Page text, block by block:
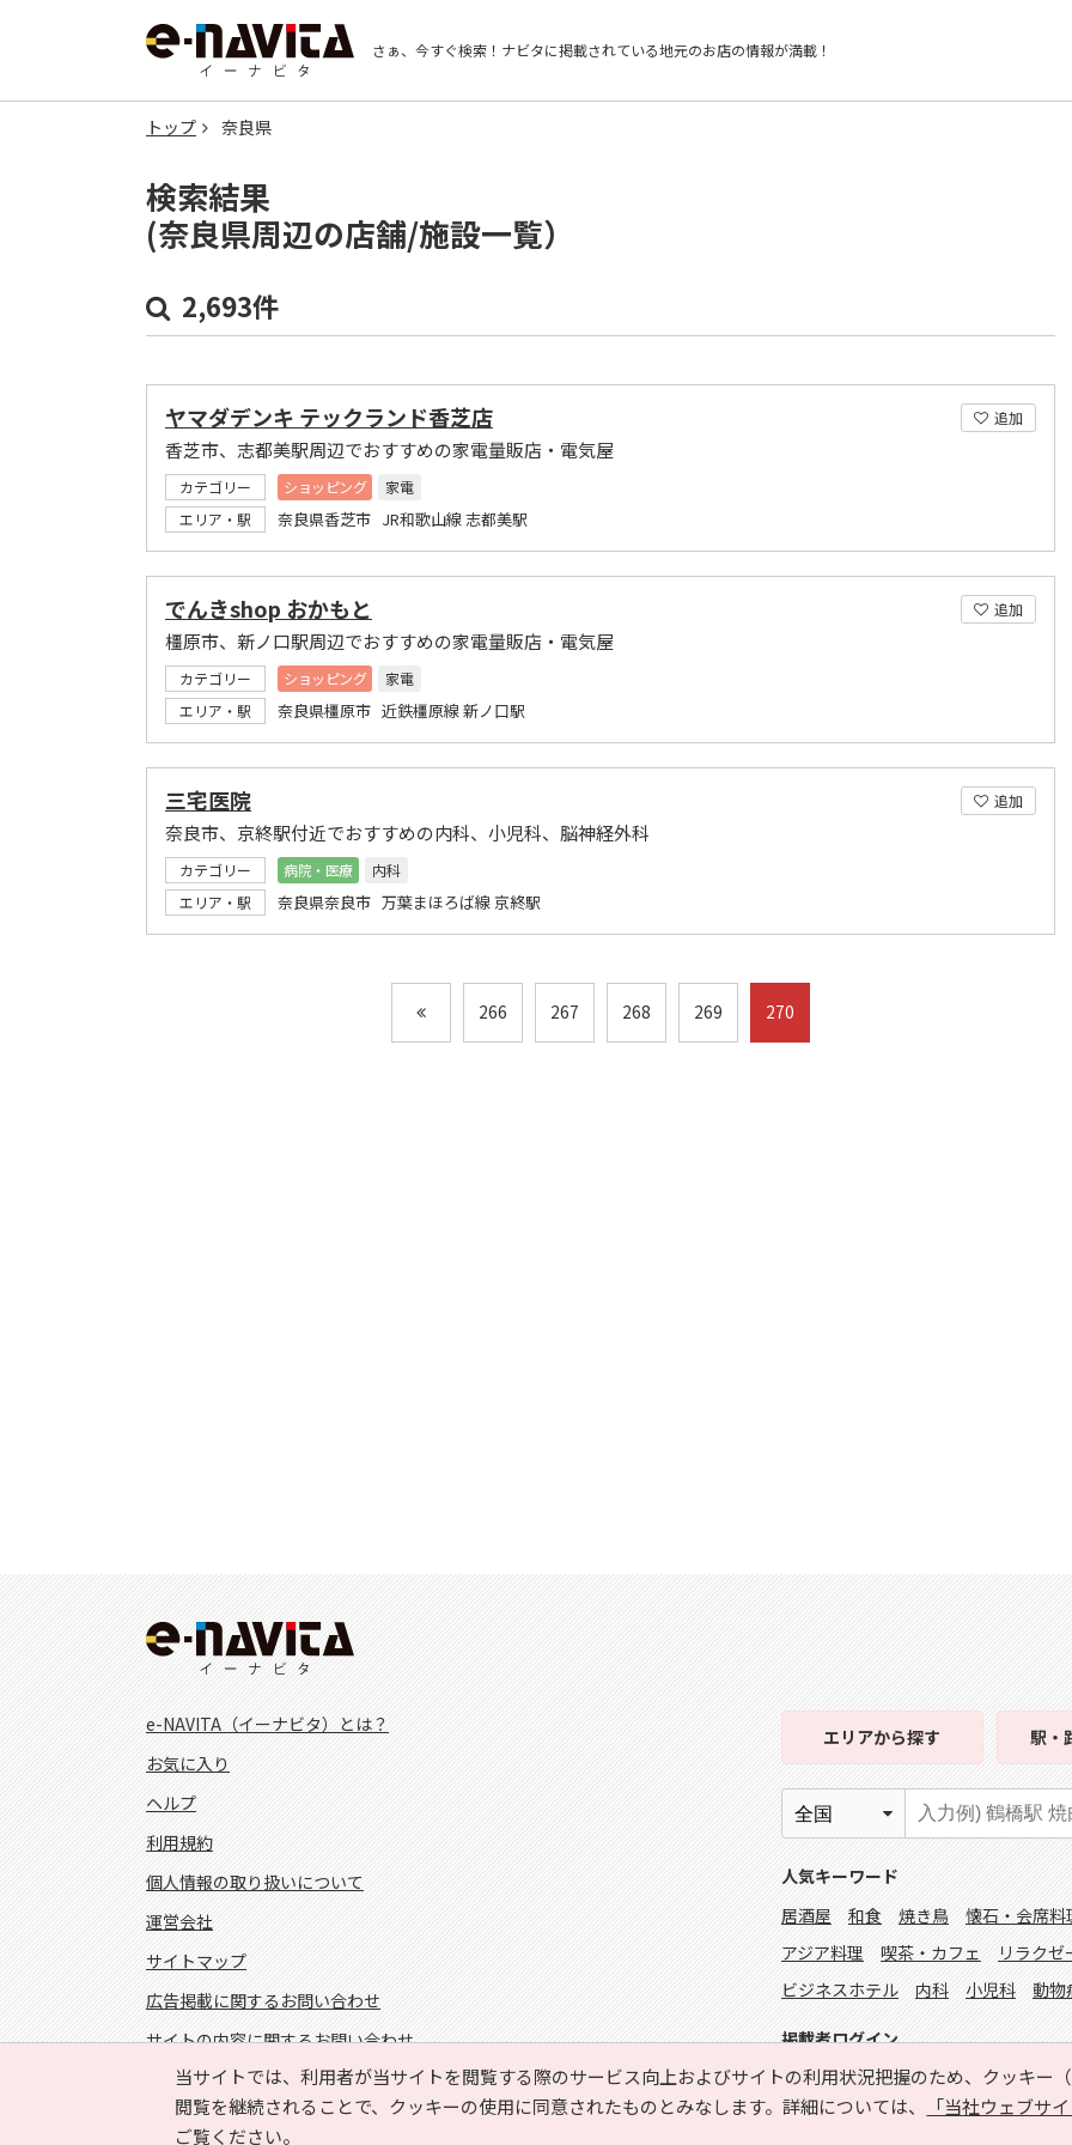
さぁ、今すぐ検索！ ナビタに掲載されている地元のお店の情報が満載！
トップ 奈良県
検索結果
(奈良県周辺の店舗/施設一覧）
2,693件
追加
ヤマダデンキ テックランド香芝店
香芝市、志都美駅周辺でおすすめの家電量販店・電気屋
カテゴリー ショッピング
家電
エリア・駅
奈良県香芝市 JR和歌山線 志都美駅
追加
でんきshop おかもと
橿原市、新ノ口駅周辺でおすすめの家電量販店・電気屋
カテゴリー ショッピング
家電
エリア・駅
奈良県橿原市 近鉄橿原線 新ノ口駅
追加
三宅医院
奈良市、京終駅付近でおすすめの内科、小児科、脳神経外科
カテゴリー 病院・医療
内科
エリア・駅
奈良県奈良市 万葉まほろば線 京終駅
266 267 268 269 270
当サイトでは、利用者が当サイトを閲覧する際のサービス向上およびサイトの利用状況把握のため、クッキー
閲覧を継続されることで、クッキーの使用に同意されたものとみなします。詳細については、
「当社ウェブサ
ご覧ください。
e-NAVITA（イーナビタ）とは？
お気に入り
ヘルプ
利用規約
個人情報の取り扱いについて
運営会社
サイトマップ
広告掲載に関するお問い合わせ
サイトの内容に関するお問い合わせ
エリアから探す 駅・
人気キーワード
居酒屋
和食 焼き鳥 懐石・会席料
アジア料理
喫茶・カフェ リラクゼ
ビジネスホテル
内科 小児科 動物
掲載者ログイン
FOLLOW US!